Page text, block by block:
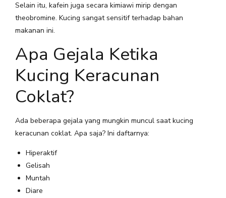
Selain itu, kafein juga secara kimiawi mirip dengan
theobromine. Kucing sangat sensitif terhadap bahan
makanan ini.
Apa Gejala Ketika
Kucing Keracunan
Coklat?
Ada beberapa gejala yang mungkin muncul saat kucing
keracunan coklat. Apa saja? Ini daftarnya:
Hiperaktif
Gelisah
Muntah
Diare